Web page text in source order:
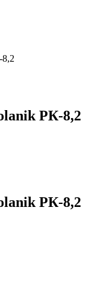
РК-8,2
РК-8,2